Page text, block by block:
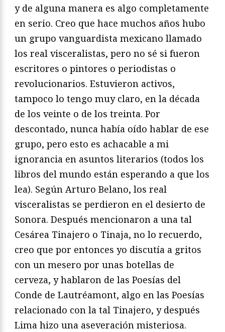
y de alguna manera es algo completamente
en serio. Creo que hace muchos años hubo
un grupo vanguardista mexicano llamado
los real visceralistas, pero no sé si fueron
escritores o pintores o periodistas o
revolucionarios. Estuvieron activos,
tampoco lo tengo muy claro, en la década
de los veinte o de los treinta. Por
descontado, nunca había oído hablar de ese
grupo, pero esto es achacable a mi
ignorancia en asuntos literarios (todos los
libros del mundo están esperando a que los
lea). Según Arturo Belano, los real
visceralistas se perdieron en el desierto de
Sonora. Después mencionaron a una tal
Cesárea Tinajero o Tinaja, no lo recuerdo,
creo que por entonces yo discutía a gritos
con un mesero por unas botellas de
cerveza, y hablaron de las Poesías del
Conde de Lautréamont, algo en las Poesías
relacionado con la tal Tinajero, y después
Lima hizo una aseveración misteriosa.